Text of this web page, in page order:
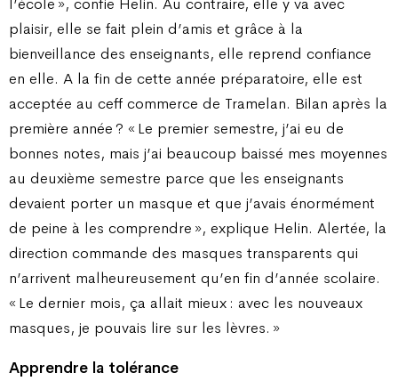
plaisir, elle se fait plein d’amis et grâce à la
bienveillance des enseignants, elle reprend confiance
en elle. A la fin de cette année préparatoire, elle est
acceptée au ceff commerce de Tramelan. Bilan après la
première année ? « Le premier semestre, j’ai eu de
bonnes notes, mais j’ai beaucoup baissé mes moyennes
au deuxième semestre parce que les enseignants
devaient porter un masque et que j’avais énormément
de peine à les comprendre », explique Helin. Alertée, la
direction commande des masques transparents qui
n’arrivent malheureusement qu’en fin d’année scolaire.
« Le dernier mois, ça allait mieux : avec les nouveaux
masques, je pouvais lire sur les lèvres. »
Apprendre la tolérance